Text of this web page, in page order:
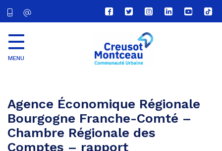
Lien
vers
compte
Facebook
Lien
vers
compte
Twitter
Lien
vers
le
compte
Lien
vers
Lien
vers
Lien
vers
MENU
Agence Économique Régionale
Bourgogne Franche-Comté –
Chambre Régionale des
Comptes – rapport